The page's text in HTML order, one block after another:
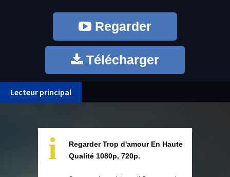
Regarder
Télécharger
Lecteur principal
i
Regarder Trop d'amour En Haute
Qualité 1080p, 720p.